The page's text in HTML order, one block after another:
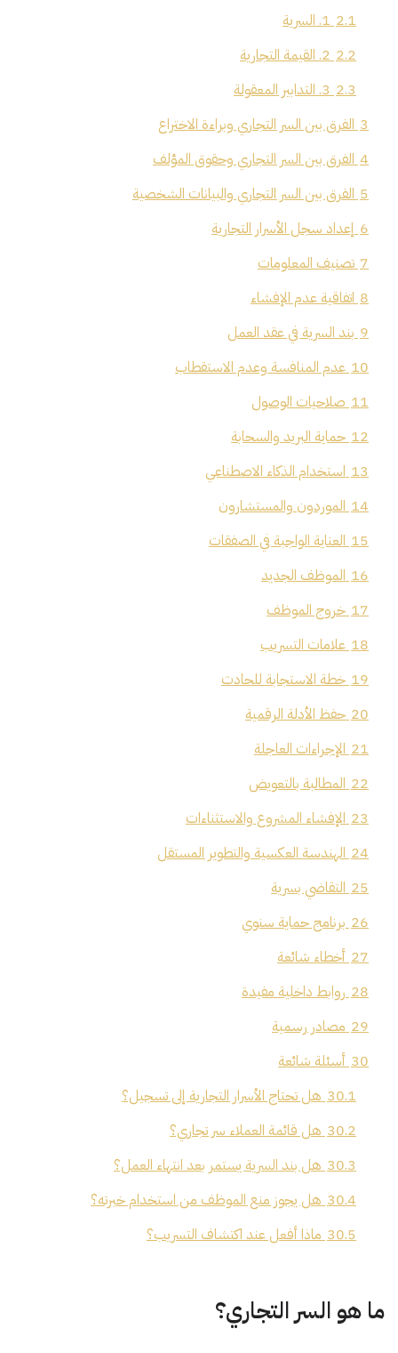
2.1 1. السرية
2.2 2. القيمة التجارية
2.3 3. التدابير المعقولة
3 الفرق بين السر التجاري وبراءة الاختراع
4 الفرق بين السر التجاري وحقوق المؤلف
5 الفرق بين السر التجاري والبيانات الشخصية
6 إعداد سجل الأسرار التجارية
7 تصنيف المعلومات
8 اتفاقية عدم الإفشاء
9 بند السرية في عقد العمل
10 عدم المنافسة وعدم الاستقطاب
11 صلاحيات الوصول
12 حماية البريد والسحابة
13 استخدام الذكاء الاصطناعي
14 الموردون والمستشارون
15 العناية الواجبة في الصفقات
16 الموظف الجديد
17 خروج الموظف
18 علامات التسريب
19 خطة الاستجابة للحادث
20 حفظ الأدلة الرقمية
21 الإجراءات العاجلة
22 المطالبة بالتعويض
23 الإفشاء المشروع والاستثناءات
24 الهندسة العكسية والتطوير المستقل
25 التقاضي بسرية
26 برنامج حماية سنوي
27 أخطاء شائعة
28 روابط داخلية مفيدة
29 مصادر رسمية
30 أسئلة شائعة
30.1 هل تحتاج الأسرار التجارية إلى تسجيل؟
30.2 هل قائمة العملاء سر تجاري؟
30.3 هل بند السرية يستمر بعد انتهاء العمل؟
30.4 هل يجوز منع الموظف من استخدام خبرته؟
30.5 ماذا أفعل عند اكتشاف التسريب؟
ما هو السر التجاري؟